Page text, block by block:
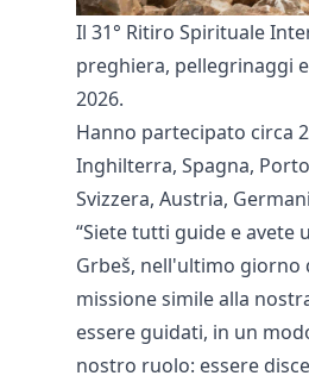
Il 31° Ritiro Spirituale
preghiera, pellegrinaggi
2026.
Hanno partecipato circa
Inghilterra, Spagna,
Svizzera, Austria,
“Siete tutti guide e avete
Grbeš, nell'ultimo giorno
missione simile alla
essere guidati, in un
nostro ruolo: essere